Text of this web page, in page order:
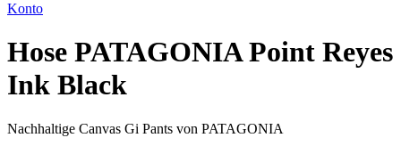
Konto
Hose PATAGONIA Point Reyes
Ink Black
Nachhaltige Canvas Gi Pants von PATAGONIA